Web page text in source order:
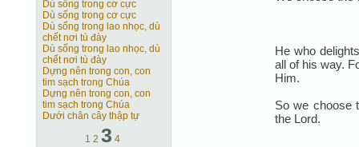
Dù sống trong cơ cực
Dù sống trong cơ cực
Dù sống trong lao nhọc, dù
chết nơi tù đày
Dù sống trong lao nhọc, dù
chết nơi tù đày
Dựng nên trong con, con
tim sạch trong Chúa
Dựng nên trong con, con
tim sạch trong Chúa
Dưới chân cây thập tự
1 2 3 4
He who
all of his way.
Him.
So we choose
the Lord.